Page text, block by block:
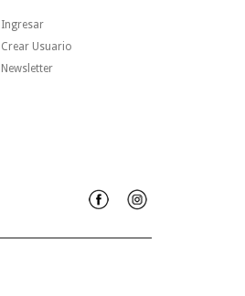
Ingresar
Crear Usuario
Newsletter